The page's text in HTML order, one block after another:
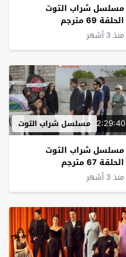
مسلسل شراب التوت
الحلقة 69 مترجم
منذ 3 أشهر
2:29:40 مسلسل شراب التوت
مسلسل شراب التوت
الحلقة 67 مترجم
منذ 3 أشهر